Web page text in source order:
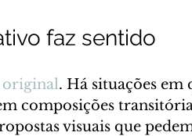
faz sentido
original. Há situações em
composições
visuais que